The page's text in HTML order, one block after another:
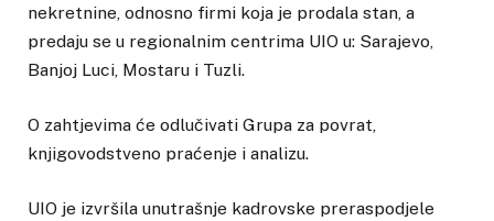
nekretnine, odnosno firmi koja je prodala stan, a
predaju se u regionalnim centrima UIO u: Sarajevo,
Banjoj Luci, Mostaru i Tuzli.
O zahtjevima će odlučivati Grupa za povrat,
knjigovodstveno praćenje i analizu.
UIO je izvršila unutrašnje kadrovske preraspodjele